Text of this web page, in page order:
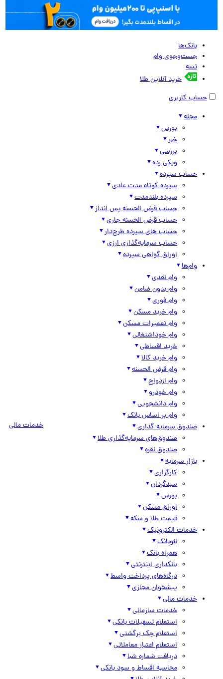
بانک‌ها
جست‌وجوی وام
تسه
خرید آنلاین طلا
حساب کاربری
مجله
بورس
خبر
بررسی
ویکی رده
حساب سپرده
سپرده کوتاه مدت عادی
سپرده بلندمدت
حساب قرض الحسنه پس انداز
حساب قرض الحسنه جاری
حساب های سپرده طرح‌دار
حساب سرمایه‌گذاری ارزی
اوراق گواهی سپرده
وام‌ها
وام نقدی
وام بدون ضامن
وام فوری
وام خرید مسکن
وام تعمیرات مسکن
وام خوداشتغالی
خرید اقساطی
وام خرید کالا
وام قرض الحسنه
وام ازدواج
وام خودرو
وام دانشجویی
وام بر اساس بانک
صندوق سرمایه گذاری
صندوق‌های سرمایه‌گذاری طلا
صندوق نقره
بازار سرمایه
کارگزاری
سبدگردان
بورس
اوراق مسکن
قیمت طلا و سکه
خدمات الکترونیک
نئوبانک
همراه بانک
بانکداری اینترنتی
درگاه‌های پرداخت واسط
پیشخوان مجازی
خدمات مالی
خدمات سازمانی
استعلام تسهیلات بانکی
استعلام چک برگشتی
استعلام اعتبار معاملاتی
دریافت شماره شبا
محاسبه اقساط و سود بانکی
خدمات مالی